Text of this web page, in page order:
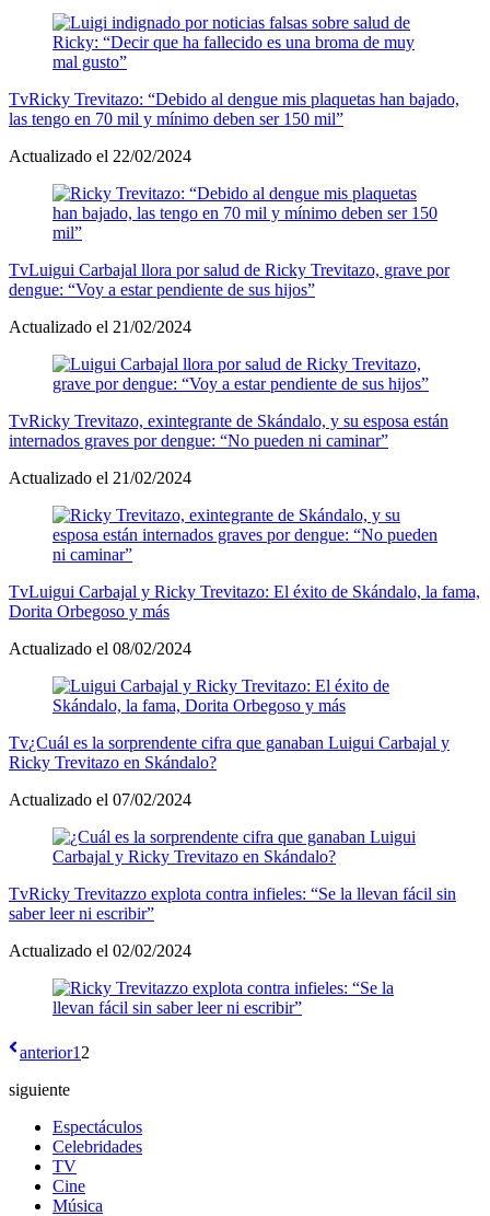
TvRicky Trevitazo: “Debido al dengue mis plaquetas han bajado,
las tengo en 70 mil y mínimo deben ser 150 mil”
Actualizado el 22/02/2024
TvLuigui Carbajal llora por salud de Ricky Trevitazo, grave por
dengue: “Voy a estar pendiente de sus hijos”
Actualizado el 21/02/2024
TvRicky Trevitazo, exintegrante de Skándalo, y su esposa están
internados graves por dengue: “No pueden ni caminar”
Actualizado el 21/02/2024
TvLuigui Carbajal y Ricky Trevitazo: El éxito de Skándalo, la fama,
Dorita Orbegoso y más
Actualizado el 08/02/2024
Tv¿Cuál es la sorprendente cifra que ganaban Luigui Carbajal y
Ricky Trevitazo en Skándalo?
Actualizado el 07/02/2024
TvRicky Trevitazzo explota contra infieles: “Se la llevan fácil sin
saber leer ni escribir”
Actualizado el 02/02/2024
anterior1 2
siguiente
Espectáculos
Celebridades
TV
Cine
Música